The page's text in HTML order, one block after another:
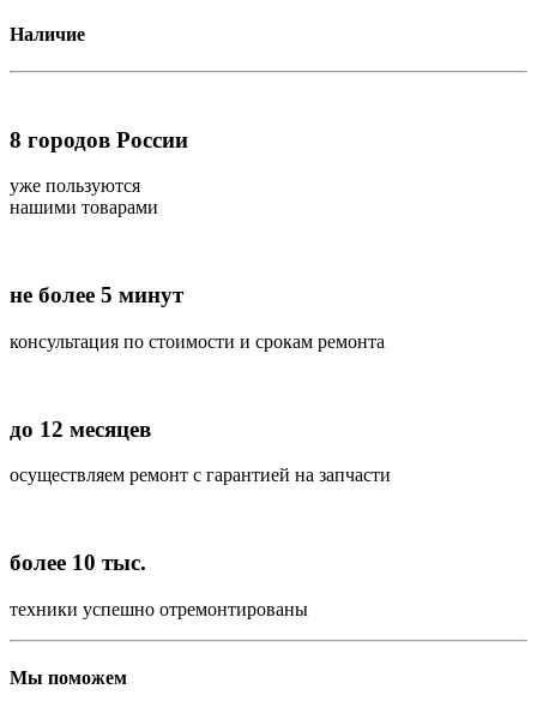
Наличие
8 городов России
уже пользуются
нашими товарами
не более 5 минут
консультация по стоимости и срокам ремонта
до 12 месяцев
осуществляем ремонт с гарантией на запчасти
более 10 тыс.
техники успешно отремонтированы
Мы поможем